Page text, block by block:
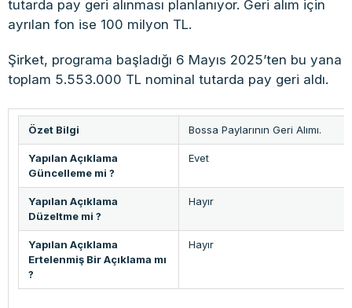
tutarda pay geri alınması planlanıyor. Geri alım için
ayrılan fon ise 100 milyon TL.
Şirket, programa başladığı 6 Mayıs 2025’ten bu yana
toplam 5.553.000 TL nominal tutarda pay geri aldı.
Özet Bilgi Bossa Paylarının Geri Alımı.
Yapılan Açıklama
Güncelleme mi ?
Evet
Yapılan Açıklama
Düzeltme mi ?
Hayır
Yapılan Açıklama
Ertelenmiş Bir Açıklama mı
?
Hayır